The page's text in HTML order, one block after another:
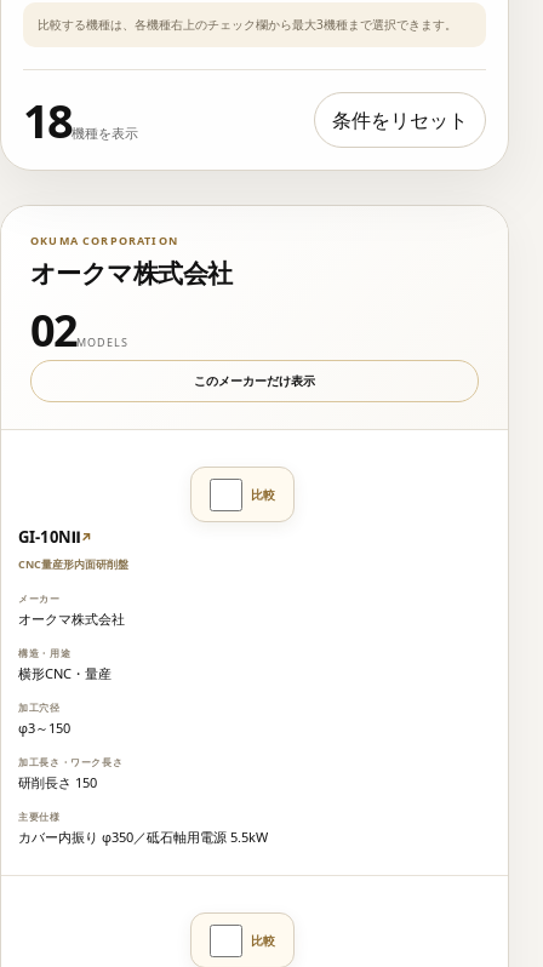
比較する機種は、各機種右上のチェック欄から最大3機種まで選択できます。
18機種を表示 条件をリセット
OKUMA CORPORATION
オークマ株式会社
02MODELS
このメーカーだけ表示
GI-10NⅡ↗
CNC量産形内面研削盤
オークマ株式会社
横形CNC・量産
φ3～150
研削長さ 150
カバー内振り φ350／砥石軸用電源 5.5kW